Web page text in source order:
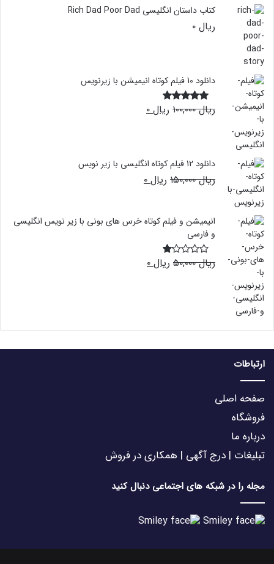
کتاب داستان انگلیسی Rich Dad Poor Dad
ریال
دانلود 10 فیلم کوتاه انیمیشن با زیرنویس
نمره4.50
ریال۱۰۰,۰۰۰
قیمت
ریال۰
دانلود 12 فیلم کوتاه انگلیسی با زیر نویس
ریال۱۵۰,۰۰۰
قیمت
بود.
ریال۰
انیمیشن و فیلم کوتاه خرس های بونی با زیر نویس انگلیسی
و فارسی
نم
ریال۵۰,۰۰۰
قیمت
ریال۰
ارتباطات
صفحه اصلی
فروشگاه
درباره ما
تبلیغات | درج آگهی | همکاری در فروش
مجله را در شبکه های اجتماعی دنبال کنید